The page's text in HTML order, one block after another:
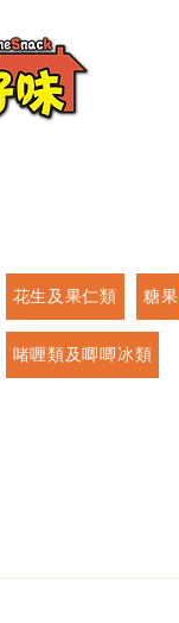
花生及果仁類 糖果
啫喱類及唧唧冰類